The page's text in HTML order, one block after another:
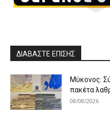
ΔΙΑΒΑΣΤΕ ΕΠΙΣΗΣ
Μύκονος:
πακέτα
08/08/2026